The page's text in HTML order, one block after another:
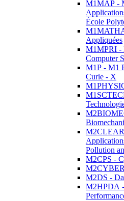
M1MAP -
École
Appliquées
M1MPRI -
Computer
M1P - M1
Curie - X
M2CLEAR
Pollution
M2CPS -
M2DS -
M2HPDA